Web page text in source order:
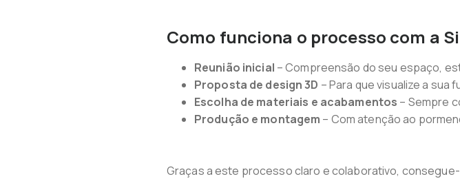
Como funciona o processo com a
Reunião inicial – Compreensão do seu espaço,
Proposta de design 3D – Para que visualize a sua
Escolha de materiais e acabamentos – Sempre
Produção e montagem – Com atenção ao
Graças a este processo claro e colaborativo,